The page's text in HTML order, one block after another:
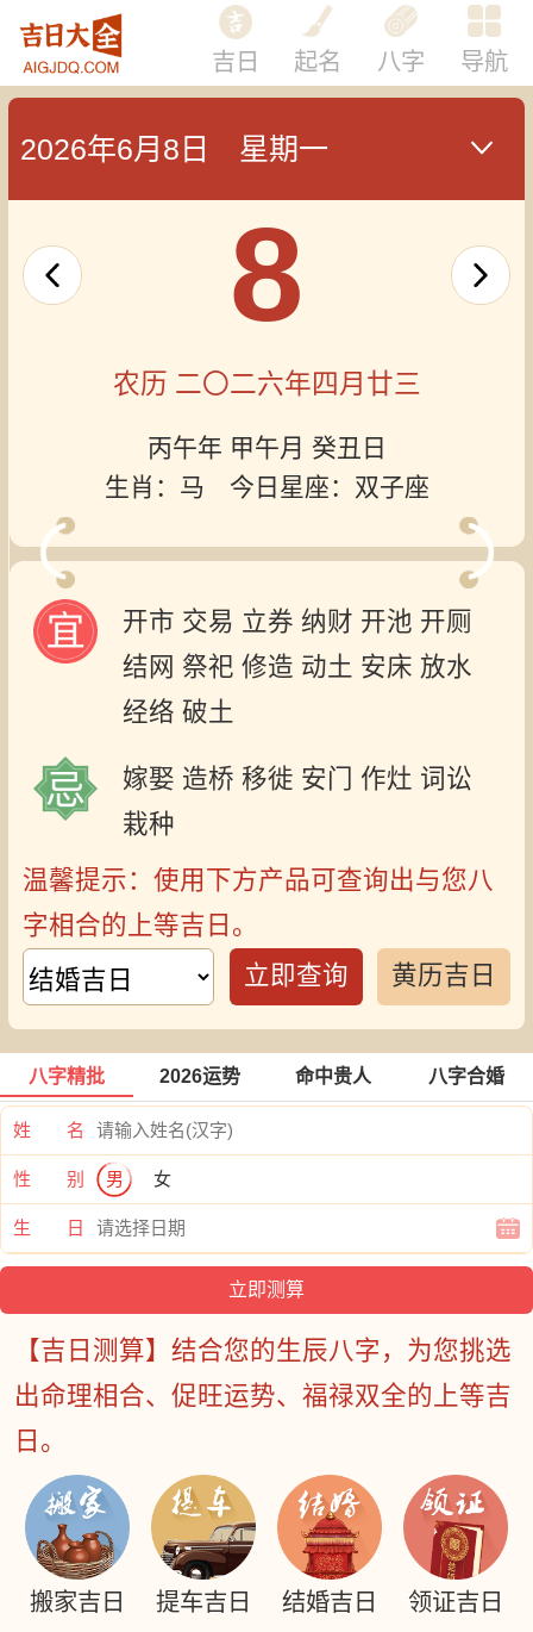
吉日 起名 八字 导航
2026年6月8日 星期一
8
农历 二〇二六年四月廿三
丙午年 甲午月 癸丑日
生肖：马 今日星座：双子座
开市 交易 立券 纳财 开池 开厕
结网 祭祀 修造 动土 安床 放水
经络 破土
嫁娶 造桥 词讼
移徙 安门
作灶
栽种
温馨提示：使用下方产品可查询出与您八
字相合的上等吉日。
立即查询
黄历吉日
八字精批 2026运势 命中贵人 八字合婚
姓 名
性 别 男 女
生 日
【吉日测算】结合您的生辰八字，为您挑选
出命理相合、促旺运势、福禄双全的上等吉
日。
搬家吉日 提车吉日 结婚吉日 领证吉日